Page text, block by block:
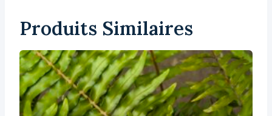
Produits Similaires